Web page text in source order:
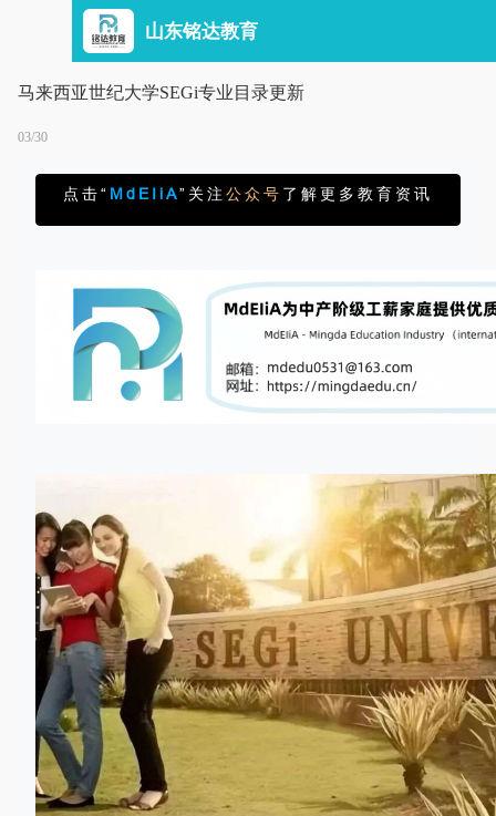
山东铭达教育
马来西亚世纪大学SEGi专业目录更新
03/30
点击“ MdEIiA”关注 公众号 了解更多教育资讯